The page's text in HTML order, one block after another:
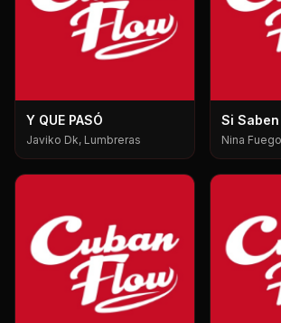
Y QUE PASÓ
Javiko Dk, Lumbreras
Si Saben
Nina Fuego